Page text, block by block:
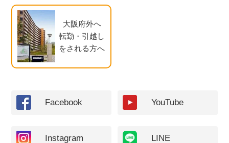
大阪府外へ
転勤・引越し
をされる方へ
Facebook YouTube
Instagram LINE